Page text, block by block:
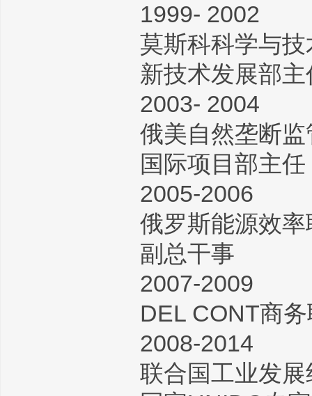
1999- 2002
莫斯科科学与
新技术发展部主
2003- 2004
俄美自然垄断
国际项目部主任
2005-2006
俄罗斯能源效
副总干事
2007-2009
DEL CONT商
2008-2014
联合国工业发